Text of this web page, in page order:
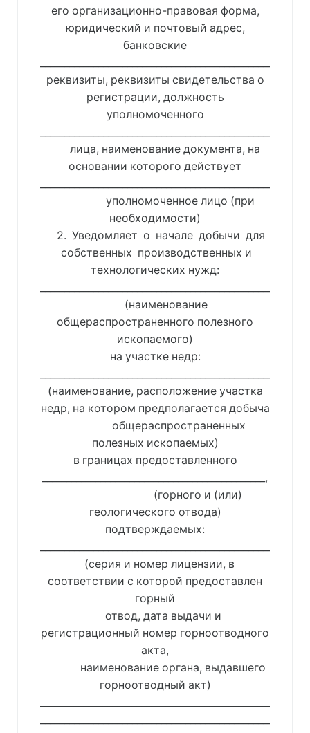
его организационно-правовая форма,
юридический и почтовый адрес,
банковские
реквизиты, реквизиты свидетельства о
регистрации, должность
уполномоченного
лица, наименование документа, на
основании которого действует
уполномоченное лицо (при
необходимости)
2. Уведомляет о начале добычи для
собственных производственных и
технологических нужд:
(наименование
общераспространенного полезного
ископаемого)
на участке недр:
(наименование, расположение участка
недр, на котором предполагается добыча
общераспространенных
полезных ископаемых)
в границах предоставленного
______________________________________________,
(горного и (или)
геологического отвода)
подтверждаемых:
(серия и номер лицензии, в
соответствии с которой предоставлен
горный
отвод, дата выдачи и
регистрационный номер горноотводного
акта,
наименование органа, выдавшего
горноотводный акт)